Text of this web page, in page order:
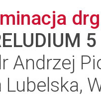
5
Andrzej